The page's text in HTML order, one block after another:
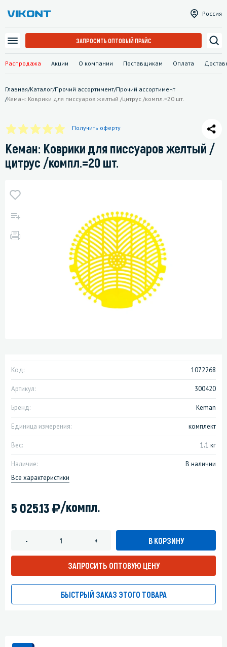
Распродажа Акции О компании Поставщикам Оплата
Россия
ЗАПРОСИТЬ ОПТОВЫЙ ПРАЙС
Главная/Каталог/Прочий ассортимент/Прочий ассортимент
/Кеман: Коврики для писсуаров желтый /цитрус /компл.=20 шт.
Получить оферту
Кеман: Коврики для писсуаров желтый /
цитрус /компл.=20 шт.
Код: 1072268
Артикул: 300420
Бренд: Keman
Единица измерения: комплект
Вес: 1.1 кг
Наличие:
В наличии
Все характеристики
5 025.13)/компл.
- + В КОРЗИНУ
ЗАПРОСИТЬ ОПТОВУЮ ЦЕНУ
БЫСТРЫЙ ЗАКАЗ ЭТОГО ТОВАРА